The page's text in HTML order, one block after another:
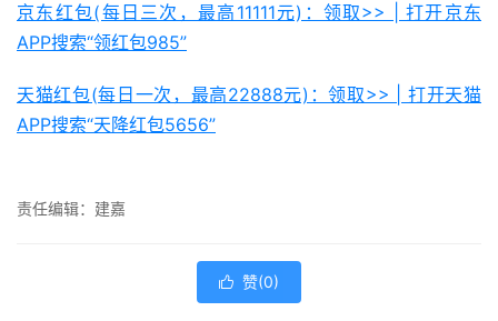
京东红包(每日三次，最高11111元)：领取>> | 打开京东
APP搜索“领红包985”
天猫红包(每日一次，最高22888元)：领取>> | 打开天猫
APP搜索“天降红包5656”
责任编辑：建嘉
 赞(0)